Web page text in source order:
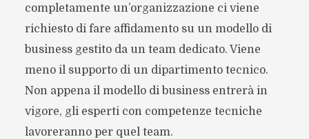
completamente un’organizzazione ci viene
richiesto di fare affidamento su un modello di
business gestito da un team dedicato. Viene
meno il supporto di un dipartimento tecnico.
Non appena il modello di business entrerà in
vigore, gli esperti con competenze tecniche
lavoreranno per quel team.